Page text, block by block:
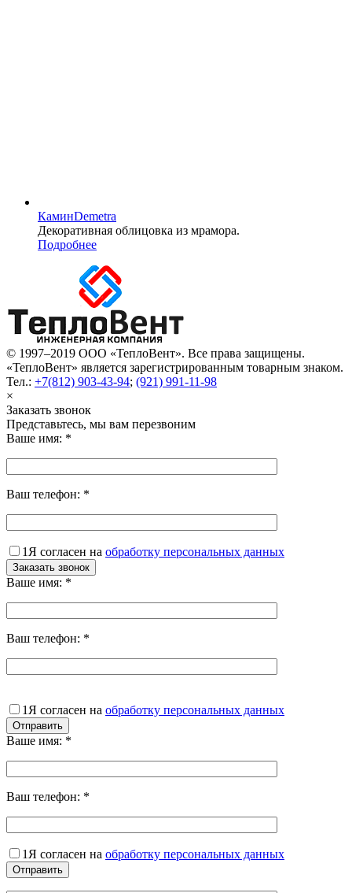
КаминDemetra
Декоративная облицовка из мрамора.
Подробнее
© 1997–2019 ООО «ТеплоВент». Все права защищены.
«ТеплоВент» является зарегистрированным товарным знаком.
Тел.: +7(812) 903-43-94; (921) 991-11-98
×
Заказать звонок
Представьтесь, мы вам перезвоним
Ваше имя: *
Ваш телефон: *
1 Я согласен на обработку персональных данных
Ваше имя: *
Ваш телефон: *
1 Я согласен на обработку персональных данных
Ваше имя: *
Ваш телефон: *
1 Я согласен на обработку персональных данных